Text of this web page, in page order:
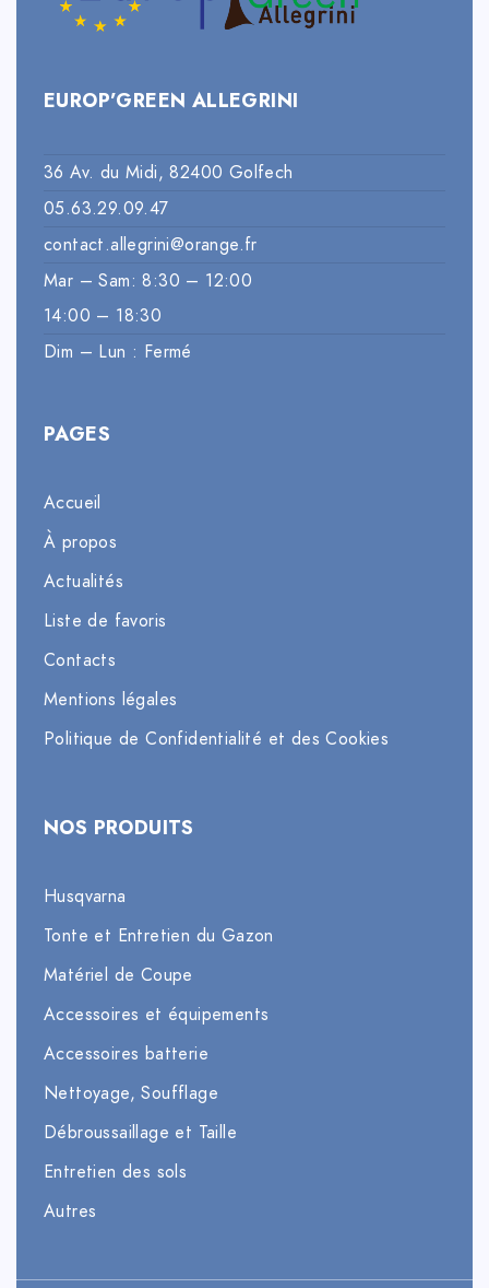
EUROP’GREEN ALLEGRINI
36 Av. du Midi, 82400 Golfech
05.63.29.09.47
contact.allegrini@orange.fr
Mar – Sam: 8:30 – 12:00
14:00 – 18:30
Dim – Lun : Fermé
PAGES
Accueil
À propos
Actualités
Liste de favoris
Contacts
Mentions légales
Politique de Confidentialité et des Cookies
NOS PRODUITS
Husqvarna
Tonte et Entretien du Gazon
Matériel de Coupe
Accessoires et équipements
Accessoires batterie
Nettoyage, Soufflage
Débroussaillage et Taille
Entretien des sols
Autres